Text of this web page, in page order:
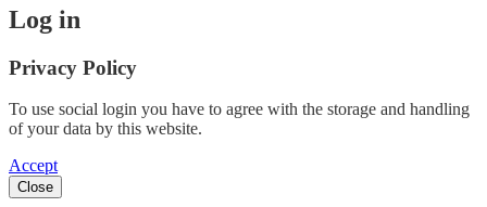
Log in
Privacy Policy
To use social login you have to agree with the storage and handling
of your data by this website.
Accept
Close